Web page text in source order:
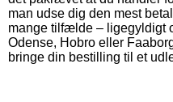
man udse dig den mest
mange tilfælde – ligegyldigt
Odense, Hobro eller
bringe din bestilling til et